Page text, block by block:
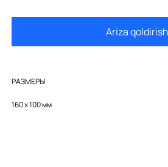
Ariza qoldirish
РАЗМЕРЫ
160 х 100 мм